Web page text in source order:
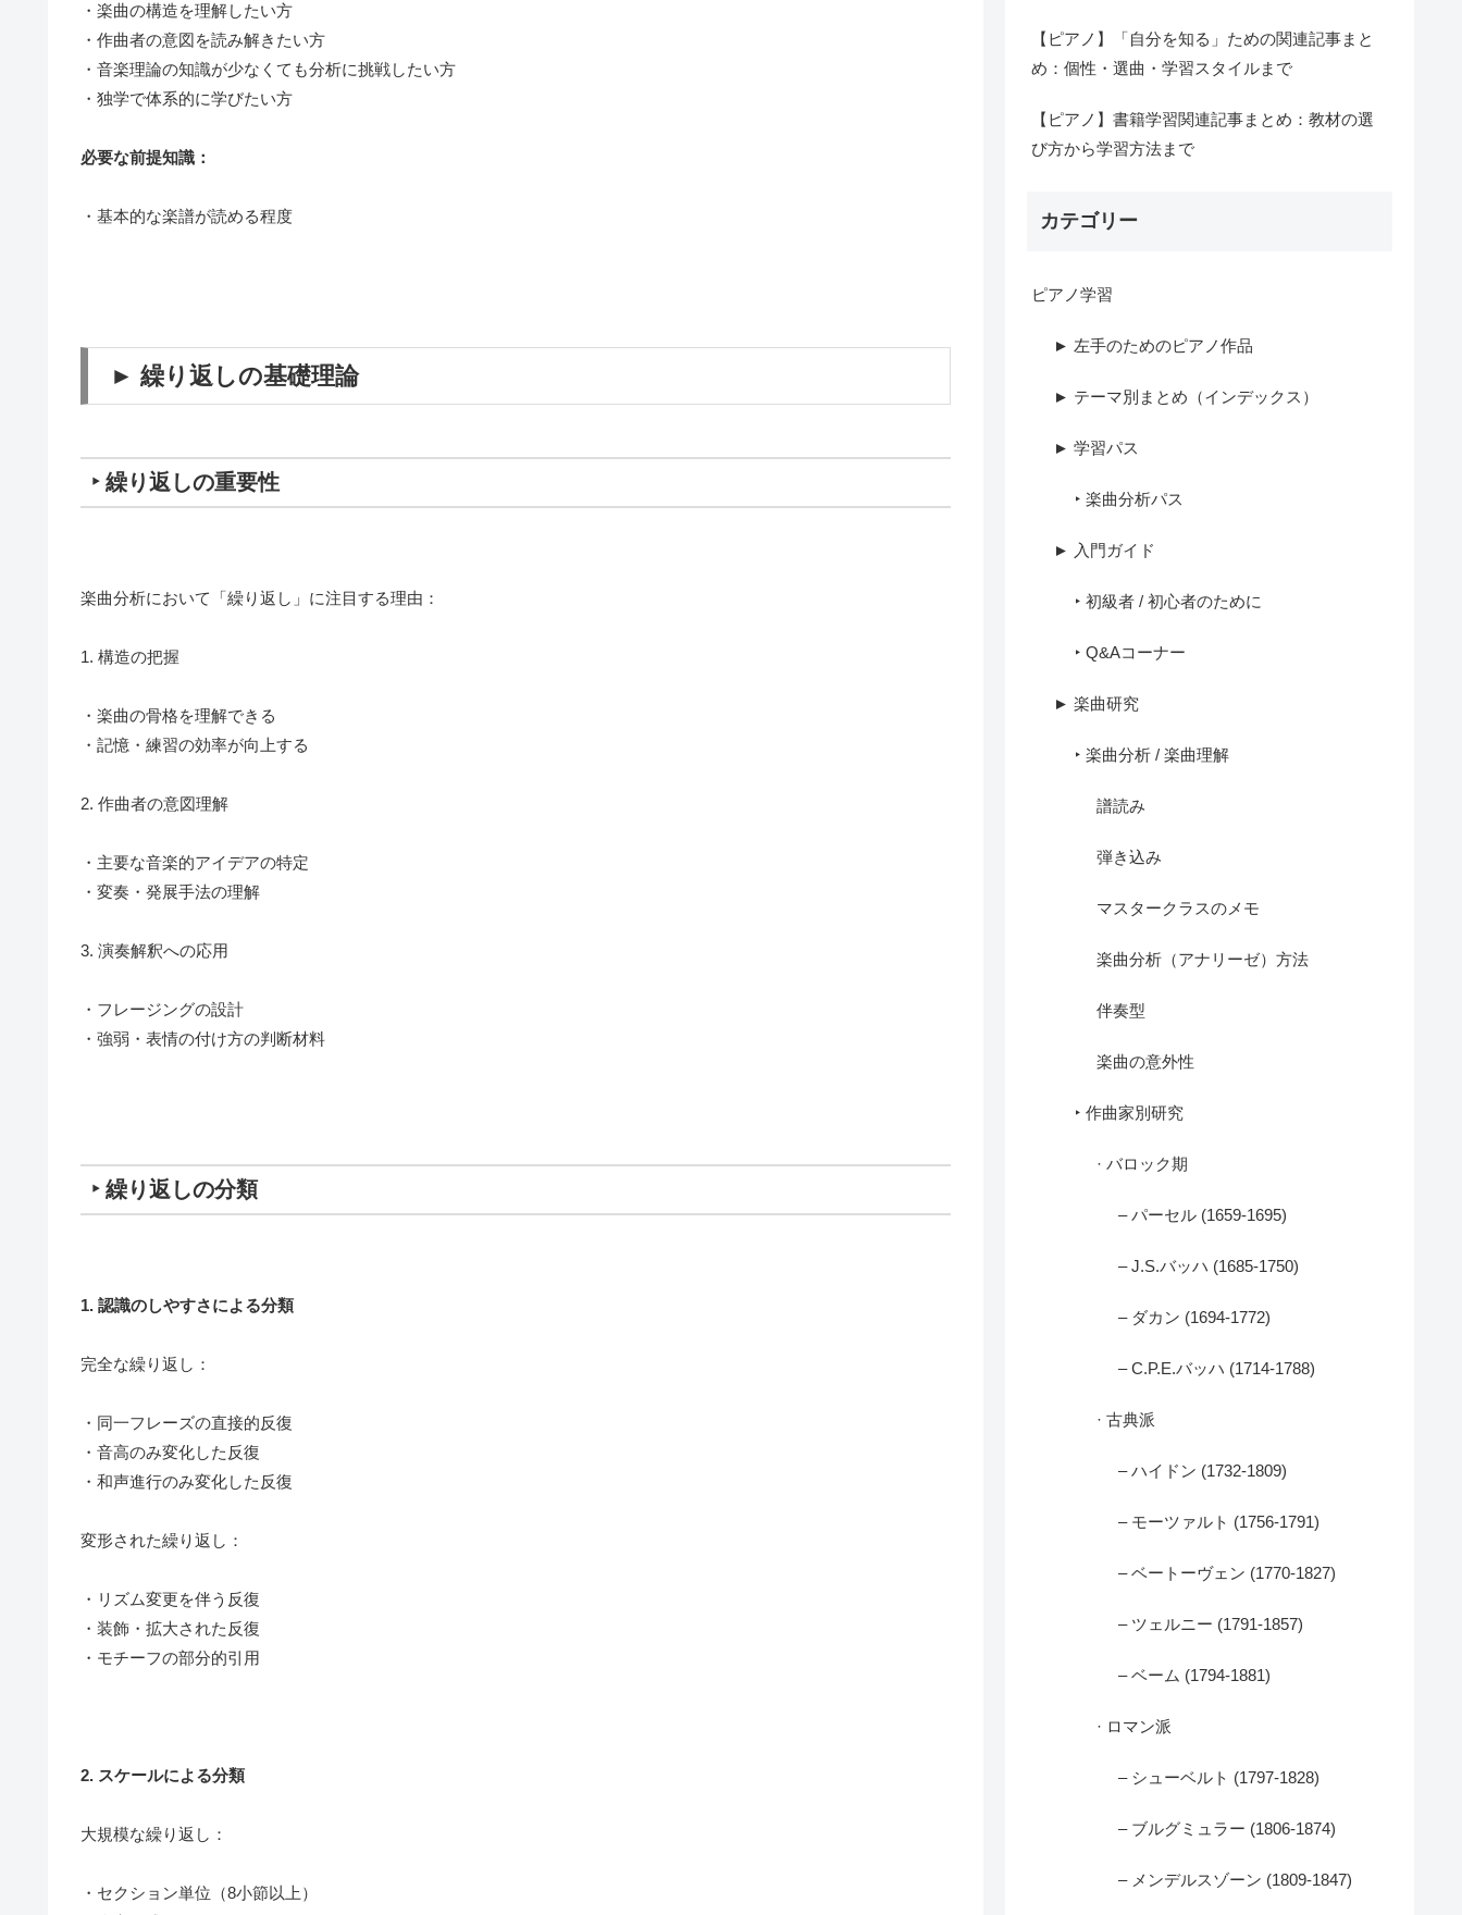
・楽曲の構造を理解したい方
・作曲者の意図を読み解きたい方
・音楽理論の知識が少なくても分析に挑戦したい方
・独学で体系的に学びたい方
必要な前提知識：
・基本的な楽譜が読める程度
► 繰り返しの基礎理論
‣ 繰り返しの重要性
楽曲分析において「繰り返し」に注目する理由：
1. 構造の把握
・楽曲の骨格を理解できる
・記憶・練習の効率が向上する
2. 作曲者の意図理解
・主要な音楽的アイデアの特定
・変奏・発展手法の理解
3. 演奏解釈への応用
・フレージングの設計
・強弱・表情の付け方の判断材料
‣ 繰り返しの分類
1. 認識のしやすさによる分類
完全な繰り返し：
・同一フレーズの直接的反復
・音高のみ変化した反復
・和声進行のみ変化した反復
変形された繰り返し：
・リズム変更を伴う反復
・装飾・拡大された反復
・モチーフの部分的引用
2. スケールによる分類
大規模な繰り返し：
・セクション単位（8小節以上）
【ピアノ】「自分を知る」ための関連記事まと
め：個性・選曲・学習スタイルまで
【ピアノ】書籍学習関連記事まとめ：教材の選
び方から学習方法まで
カテゴリー
ピアノ学習
► 左手のためのピアノ作品
► テーマ別まとめ（インデックス）
► 学習パス
‣ 楽曲分析パス
► 入門ガイド
‣ 初級者 / 初心者のために
‣ Q&Aコーナー
► 楽曲研究
‣ 楽曲分析 / 楽曲理解
譜読み
弾き込み
マスタークラスのメモ
楽曲分析（アナリーゼ）方法
伴奏型
楽曲の意外性
‣ 作曲家別研究
· バロック期
– パーセル (1659-1695)
– J.S.バッハ (1685-1750)
– ダカン (1694-1772)
– C.P.E.バッハ (1714-1788)
· 古典派
– ハイドン (1732-1809)
– モーツァルト (1756-1791)
– ベートーヴェン (1770-1827)
– ツェルニー (1791-1857)
– ベーム (1794-1881)
· ロマン派
– シューベルト (1797-1828)
– ブルグミュラー (1806-1874)
– メンデルスゾーン (1809-1847)